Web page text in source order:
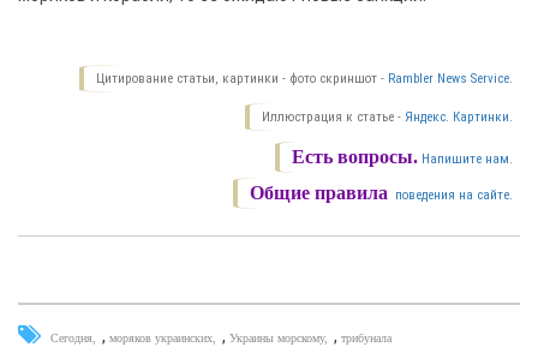
Цитирование статьи, картинки - фото скриншот - Rambler News Service.
Иллюстрация к статье - Яндекс. Картинки.
Есть вопросы. Напишите нам.
Общие правила поведения на сайте.
Сегодня , моряков украинских , Украины морскому , трибунала